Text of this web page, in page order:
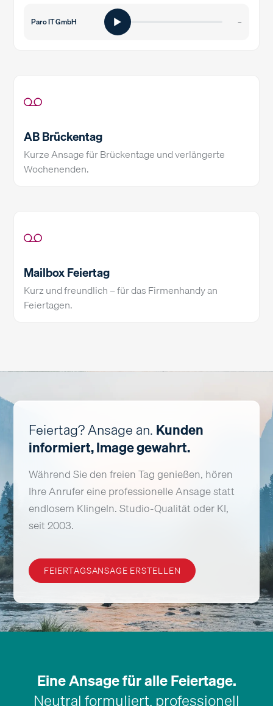
Paro IT GmbH –
AB Brückentag
Kurze Ansage für Brückentage und verlängerte
Wochenenden.
Mailbox Feiertag
Kurz und freundlich – für das Firmenhandy an
Feiertagen.
Feiertag? Ansage an. Kunden
informiert, Image gewahrt.
Während Sie den freien Tag genießen, hören
Ihre Anrufer eine professionelle Ansage statt
endlosem Klingeln. Studio-Qualität oder KI,
seit 2003.
FEIERTAGSANSAGE ERSTELLEN
Eine Ansage für alle Feiertage.
Neutral formuliert, professionell